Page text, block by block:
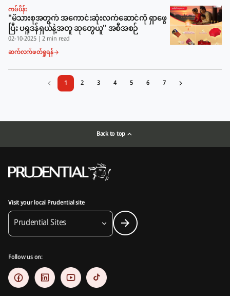
ကမ်ပိန်း
"မိသားစုအတွက် အကောင်းဆုံးလက်ဆောင်ကို ရှာဖွေ
ပြီး ပရူဒန်ရှယ်နဲ့အတူ ဆုတွေယူ" အစီအစဉ်
02-10-2025|2 min read
ဆက်လက်ဖတ်ရှုရန်
1 2 3 4 5 6 7
Back to top
Visit your local Prudential site
Prudential Sites
Follow us on: